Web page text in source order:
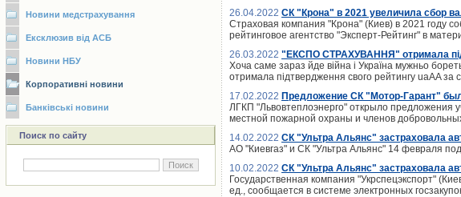
Новини медстрахування
Ексклюзив від АСБ
Новини НБУ
Корпоративні новини
Банківські новини
Поиск по сайту
26.04.2022 СК "Крона" в 2021 увеличила сбор
Страховая компания "Крона" (Киев) в 2021 году
рейтинговое агентство "Эксперт-Рейтинг" в
26.03.2022 "ЕКСПО СТРАХУВАННЯ" отримала
Хоча саме зараз йде війна і Україна мужньо
отримала підтвердження свого рейтингу uaAA за
17.02.2022 Предложение СК "Мотор-Гарант"
ЛГКП "Львовтеплоэнерго" открыло предложения
местной пожарной охраны и членов
14.02.2022 СК "Ультра Альянс" застраховала
АО "Киевгаз" и СК "Ультра Альянс" 14 февраля
10.02.2022 СК "Ультра Альянс" застраховала
Государственная компания "Укрспецэкспорт"
ед., сообщается в системе электронных